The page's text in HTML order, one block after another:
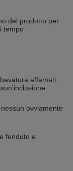
del prodotto per
affamati,
ovviamente
fenduto e